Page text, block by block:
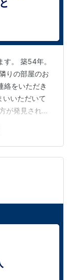
。 築54年。
りの部屋のお
絡をいただき
いいただいて
が発見された
私が片付けや
私の名前を呼
歳だという
って新聞を片
をし、お掃除